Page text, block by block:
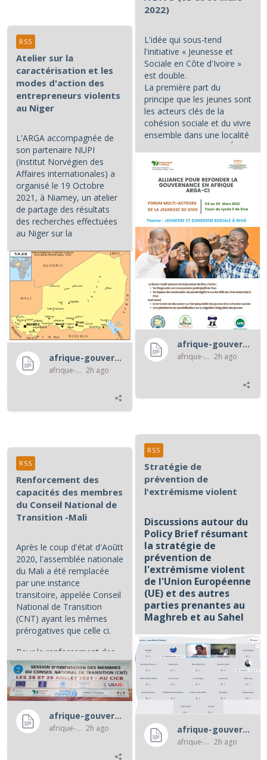
2022)
L'idée qui sous-tend
l'initiative « Jeunesse et
Sociale en Côte d'Ivoire »
est double.
La première part du
principe que les jeunes sont
les acteurs clés de la
cohésion sociale et du vivre
ensemble dans une localité
et/ou dans un pays. L'État...
afrique-gouvernance-rss
afrique-gouvernance-rss 2h ago
Atelier sur la
caractérisation et les
modes d'action des
entrepreneurs violents
au Niger
L'ARGA accompagnée de
son partenaire NUPI
(Institut Norvégien des
Affaires internationales) a
organisé le 19 Octobre
2021, à Niamey, un atelier
de partage des résultats
des recherches effectuées
au Niger sur la
afrique-gouvernance-rss
afrique-gouvernance-rss 2h ago
RSS
Stratégie de
prévention de
l'extrémisme violent
Discussions autour du
Policy Brief résumant
la stratégie de
prévention de
l'extrémisme violent
de l'Union Européenne
(UE) et des autres
parties prenantes au
Maghreb et au Sahel
...
afrique-gouvernance-rss
afrique-gouvernance-rss 2h ago
RSS
Renforcement des
capacités des membres
du Conseil National de
Transition -Mali
Après le coup d'état d'Aoûtt
2020, l'assemblée nationale
du Mali a été remplacée
par une instance
transitoire, appelée Conseil
National de Transition
(CNT) ayant les mêmes
prérogatives que celle ci.
Pour le renforcement des...
afrique-gouvernance-rss
afrique-gouvernance-rss 2h ago
RSS